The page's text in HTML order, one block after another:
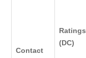
Contact
Ratings
(DC)